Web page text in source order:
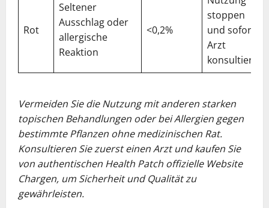
Rot
Seltener
Ausschlag oder
allergische
Reaktion
<0,2%
stoppen
und sofort
Arzt
konsultieren
Vermeiden Sie die Nutzung mit anderen starken
topischen Behandlungen oder bei Allergien gegen
bestimmte Pflanzen ohne medizinischen Rat.
Konsultieren Sie zuerst einen Arzt und kaufen Sie
von authentischen Health Patch offizielle Website
Chargen, um Sicherheit und Qualität zu
gewährleisten.